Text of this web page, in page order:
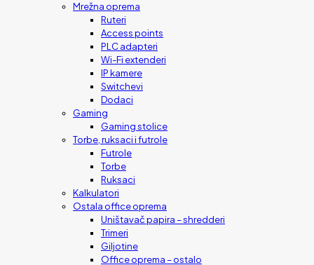
Mrežna oprema
Ruteri
Access points
PLC adapteri
Wi-Fi extenderi
IP kamere
Switchevi
Dodaci
Gaming
Gaming stolice
Torbe, ruksaci i futrole
Futrole
Torbe
Ruksaci
Kalkulatori
Ostala office oprema
Uništavač papira – shredderi
Trimeri
Giljotine
Office oprema – ostalo